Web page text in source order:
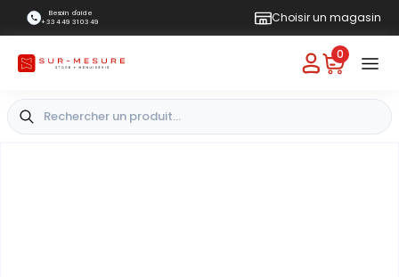
Besoin d'aide
+33 4 49 31 03 49
Choisir un magasin
0